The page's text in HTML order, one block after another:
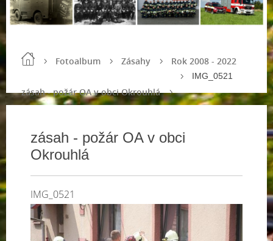
Fotoalbum Zásahy Rok 2008 - 2022
zásah - požár OA v obci Okrouhlá
IMG_0521
zásah - požár OA v obci
Okrouhlá
IMG_0521